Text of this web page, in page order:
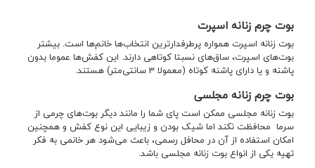
بوت چرم زنانه اسپرت
بوت زنانه اسپرت همواره پرطرفدارترین انتخاب‌ها خانم‌ها است. بیشتر
بوت‌های اسپرت، ساق‌های نسبتا کوتاهی دارند. این کفش‌ها عموما بدون
پاشنه و یا دارای پاشنه کوتاه (معمولا 3 سانتی‌متر) هستند.
بوت چرم زنانه مجلسی
بوت زنانه مجلسی ممکن است پای شما را مانند دیگر بوت‌های چرمی از
سرما محافظت نکند اما شیک بودن و زیبایی این نوع کفش و همچنین
امکان استفاده از آن در محافل رسمی، باعث می‌شود هر خانمی به فکر
تهیه یکی از انواع بوت زنانه مجلسی باشد.